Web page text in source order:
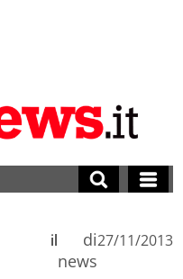
di
news
il 27/11/2013